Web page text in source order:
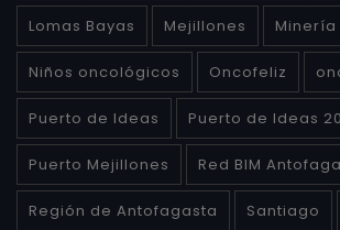
Lomas Bayas Mejillones Minería
Niños oncológicos Oncofeliz
Puerto de Ideas Puerto de Ideas
Puerto Mejillones Red BIM
Región de Antofagasta Santiago